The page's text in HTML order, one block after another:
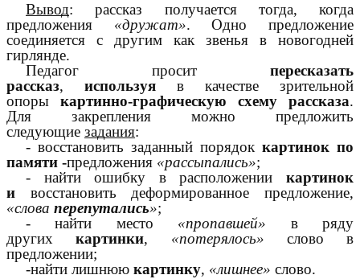
Вывод: рассказ получается тогда, когда
предложения «дружат». Одно предложение
соединяется с другим как звенья в новогодней
гирлянде.
Педагог просит пересказать
рассказ, используя в качестве зрительной
опоры картинно-графическую схему рассказа.
Для закрепления можно предложить
следующие задания:
- восстановить заданный порядок картинок по
памяти -предложения «рассыпались»;
- найти ошибку в расположении картинок
и восстановить деформированное предложение,
«слова перепутались»;
- найти место «пропавшей» в ряду
другихкартинки, «потерялось» слово в
предложении;
-найти лишнюю картинку, «лишнее» слово.